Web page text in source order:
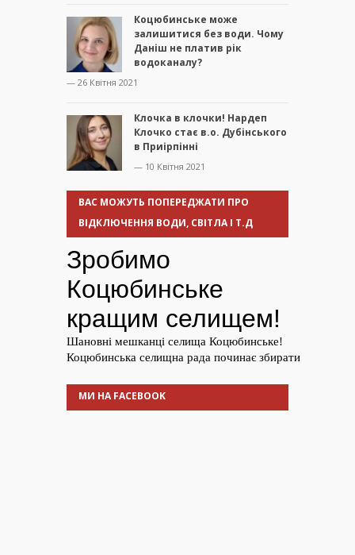
Коцюбинське може
залишитися без води. Чому
Даніш не платив рік
водоканалу?
— 26 Квітня 2021
Клочка в клочки! Нардеп
Клочко стає в.о. Дубінського
в Приірпінні
— 10 Квітня 2021
ВАС МОЖУТЬ ПОПЕРЕДЖАТИ ПРО
ВІДКЛЮЧЕННЯ ВОДИ, СВІТЛА І Т.Д
МИ НА FACEBOOK